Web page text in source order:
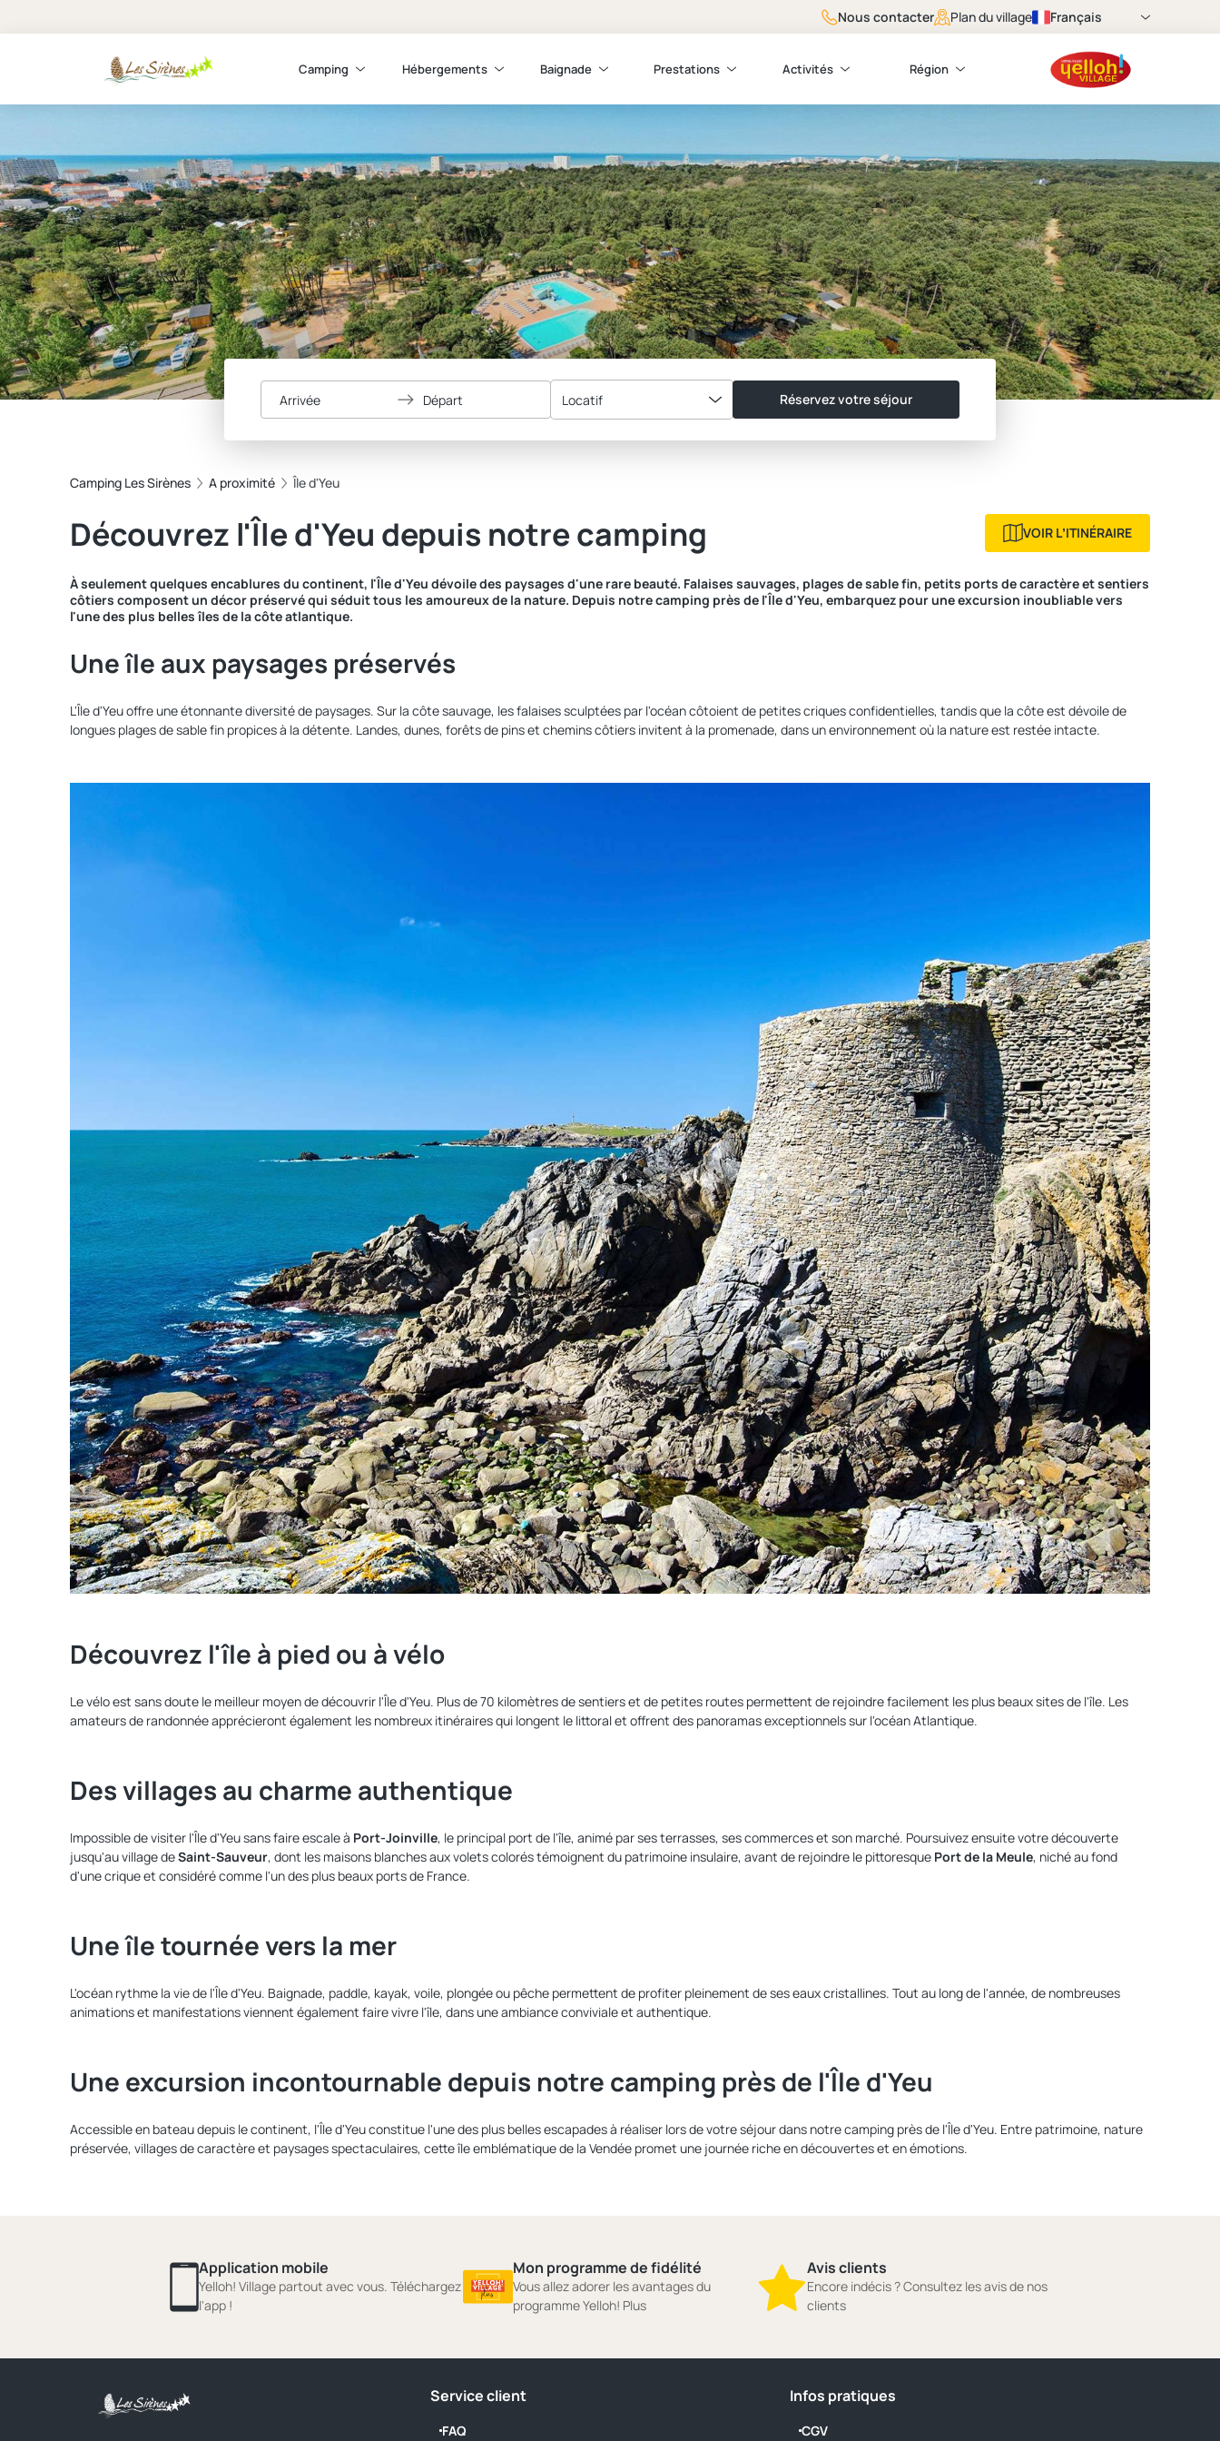
Nous contacter Plan du village Français
Camping Hébergements Baignade Prestations Activités Région
Arrivée Départ Locatif Réservez votre séjour
Camping Les Sirènes A proximité Île d'Yeu
Découvrez l'Île d'Yeu depuis notre camping VOIR LʼITINÉRAIRE
À seulement quelques encablures du continent, l'Île d'Yeu dévoile des paysages d'une rare beauté. Falaises sauvages, plages de sable fin, petits ports de caractère et sentiers
côtiers composent un décor préservé qui séduit tous les amoureux de la nature. Depuis notre camping près de l'Île d'Yeu, embarquez pour une excursion inoubliable vers
l'une des plus belles îles de la côte atlantique.
Une île aux paysages préservés
L'Île d'Yeu offre une étonnante diversité de paysages. Sur la côte sauvage, les falaises sculptées par l'océan côtoient de petites criques confidentielles, tandis que la côte est dévoile de
longues plages de sable fin propices à la détente. Landes, dunes, forêts de pins et chemins côtiers invitent à la promenade, dans un environnement où la nature est restée intacte.
Découvrez l'île à pied ou à vélo
Le vélo est sans doute le meilleur moyen de découvrir l'Île d'Yeu. Plus de 70 kilomètres de sentiers et de petites routes permettent de rejoindre facilement les plus beaux sites de l'île. Les
amateurs de randonnée apprécieront également les nombreux itinéraires qui longent le littoral et offrent des panoramas exceptionnels sur l'océan Atlantique.
Des villages au charme authentique
Impossible de visiter l'Île d'Yeu sans faire escale à Port-Joinville, le principal port de l'île, animé par ses terrasses, ses commerces et son marché. Poursuivez ensuite votre découverte
jusqu'au village deSaint-Sauveur, dont les maisons blanches aux volets colorés témoignent du patrimoine insulaire, avant de rejoindre le pittoresque Port de la Meule, niché au fond
d'une crique et considéré comme l'un des plus beaux ports de France.
Une île tournée vers la mer
L'océan rythme la vie de l'Île d'Yeu. Baignade, paddle, kayak, voile, plongée ou pêche permettent de profiter pleinement de ses eaux cristallines. Tout au long de l'année, de nombreuses
animations et manifestations viennent également faire vivre l'île, dans une ambiance conviviale et authentique.
Une excursion incontournable depuis notre camping près de l'Île d'Yeu
Accessible en bateau depuis le continent, l'Île d'Yeu constitue l'une des plus belles escapades à réaliser lors de votre séjour dans notre camping près de l'Île d'Yeu. Entre patrimoine, nature
préservée, villages de caractère et paysages spectaculaires, cette île emblématique de la Vendée promet une journée riche en découvertes et en émotions.
Application mobile
Yelloh! Village partout avec vous. Téléchargez
l'app !
Mon programme de fidélité
Vous allez adorer les avantages du
programme Yelloh! Plus
Avis clients
Encore indécis ? Consultez les avis de nos
clients
Service client
FAQ
Infos pratiques
CGV